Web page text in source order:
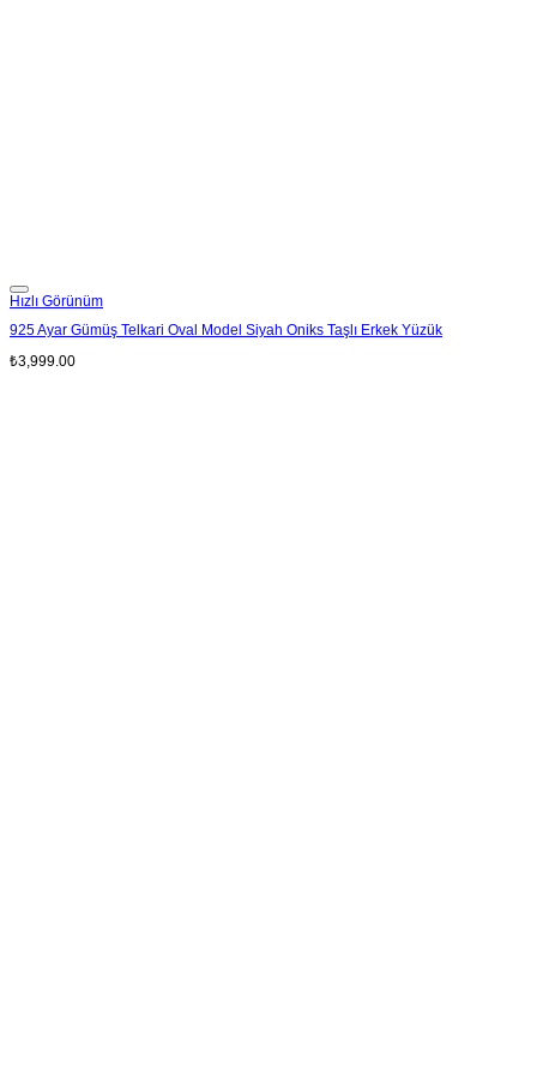
Hızlı Görünüm
925 Ayar Gümüş Telkari Oval Model Siyah Oniks Taşlı Erkek Yüzük
₺3,999.00